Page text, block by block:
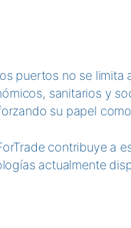
puertos no se
sanitarios y
su papel
contribuye a
actualmente